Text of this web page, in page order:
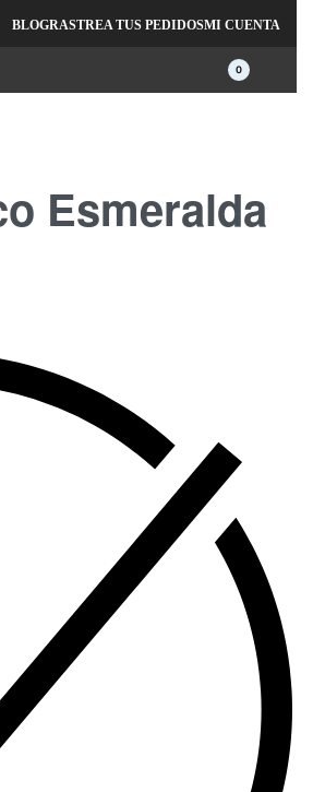
BLOGRASTREA TUS PEDIDOSMI CUENTA
0
Esmeralda